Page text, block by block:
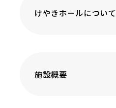
けやきホールについて
施設概要